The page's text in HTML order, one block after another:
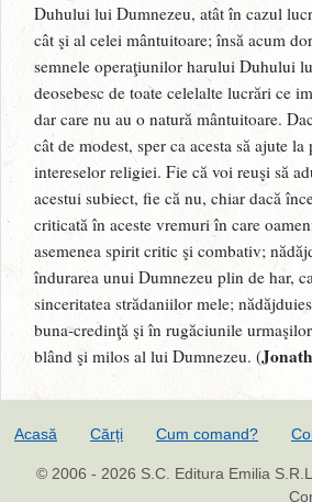
Duhului lui Dumnezeu, atât în cazul
cât şi al celei mântuitoare; însă acum
semnele operaţiunilor harului Duhului
deosebesc de toate celelalte lucrări ce
dar care nu au o natură mântuitoare.
cât de modest, sper ca acesta să ajute la
intereselor religiei. Fie că voi reuşi să
acestui subiect, fie că nu, chiar dacă
criticată în aceste vremuri în care
asemenea spirit critic şi combativ;
îndurarea unui Dumnezeu plin de har,
sinceritatea strădaniilor mele;
buna-credinţă şi în rugăciunile
blând şi milos al lui Dumnezeu. (
Acasă Cărți Cum comand?
© 2006 - 2026 S.C. Editura Emilia